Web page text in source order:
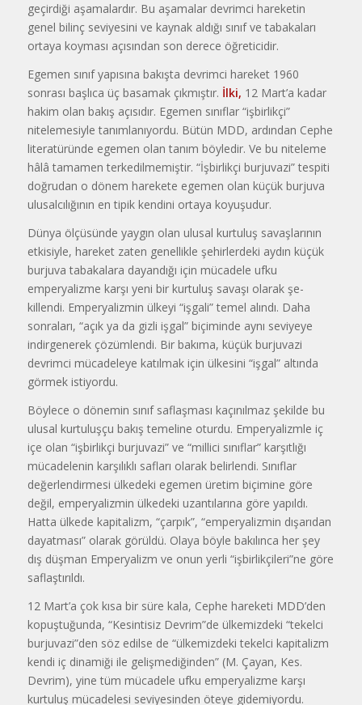
geçirdiği aşa­malardır. Bu aşamalar devrimci hare­ketin
genel bilinç seviyesini ve kaynak aldığı sınıf ve tabakaları
ortaya koyması açısından son derece öğreticidir.
Egemen sınıf yapısına bakışta dev­rimci hareket 1960
sonrası başlıca üç basamak çıkmıştır. İlki, 12 Mart’a ka­dar
hakim olan bakış açısıdır. Egemen sınıflar “işbirlikçi”
nitelemesiyle tanım­lanıyordu. Bütün MDD, ardından Cep­he
literatüründe egemen olan tanım böyledir. Ve bu niteleme
hâlâ tamamen terkedilmemiştir. “İşbirlikçi burjuvazi” tespiti
doğrudan o dönem harekete egemen olan küçük burjuva
ulusalcılığının en tipik kendini ortaya koyuşudur.
Dünya ölçüsünde yaygın olan ulu­sal kurtuluş savaşlarının
etkisiyle, ha­reket zaten genellikle şehirlerdeki ay­dın küçük
burjuva tabakalara dayan­dığı için mücadele ufku
emperyalizme karşı yeni bir kurtuluş savaşı olarak şe­
killendi. Emperyalizmin ülkeyi “işgali” temel alındı. Daha
sonraları, “açık ya ­da gizli işgal” biçiminde aynı seviyeye
indirgenerek çözümlendi. Bir bakıma, küçük burjuvazi
devrimci mücadeleye katılmak için ülkesini “işgal” altında
gör­mek istiyordu.
Böylece o dönemin sınıf saflaşması kaçınılmaz şekilde bu
ulusal kurtuluşçu bakış temeline oturdu. Emperyaliz­mle iç
içe olan “işbirlikçi burjuvazi” ve “millici sınıflar” karşıtlığı
mücadelenin karşılıklı safları olarak belirlendi. Sınıf­lar
değerlendirmesi ülkedeki egemen üretim biçimine göre
değil, emperya­lizmin ülkedeki uzantılarına göre yapıl­dı.
Hatta ülkede kapitalizm, “çarpık”, “emperyalizmin dışarıdan
dayatması” olarak görüldü. Olaya böyle bakılınca her şey
dış düşman Emperyalizm ve onun yerli “işbirlikçileri”ne göre
saflaş­tırıldı.
12 Mart’a çok kısa bir süre kala, Cephe hareketi MDD’den
kopuştuğunda, “Kesintisiz Devrim”de ülkemizdeki “tekelci
burjuvazi”den söz edilse de “ül­kemizdeki tekelci kapitalizm
kendi iç dinamiği ile gelişmediğinden” (M. Çayan, Kes.
Devrim), yine tüm mücade­le ufku emperyalizme karşı
kurtuluş mücadelesi seviyesinden öteye gide­miyordu.